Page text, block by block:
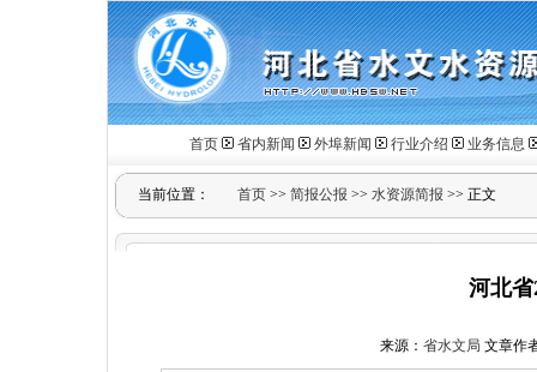
首页 省内新闻 外埠新闻 行业介绍 业务信息
当前位置： 首页 >> 简报公报 >> 水资源简报 >> 正文
河北
来源： 省水文局 文章作